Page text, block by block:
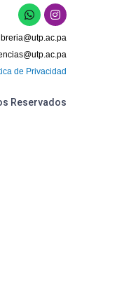
W
h
a
t
s
p
I
n
s
t
a
r
m
de Privacidad
Reservados